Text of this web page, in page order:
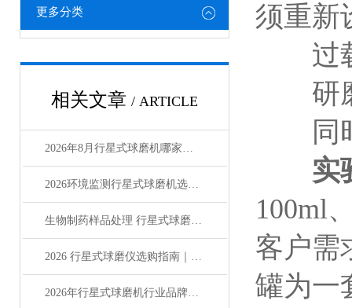
更多分类
相关文章 / ARTICLE
2026年8月行星式球磨机哪家强？三大-品牌深度评测
2026环境监测行星式球磨机选型指南
生物制药样品处理 行星式球磨机怎么选
2026 行星式球磨仪选购指南｜品牌排行 +行星式球磨仪深度测评
2026年行星式球磨机行业品牌榜单及产品全解析
须重新
过载
研磨
同时
实
100ml
客户需
罐为一